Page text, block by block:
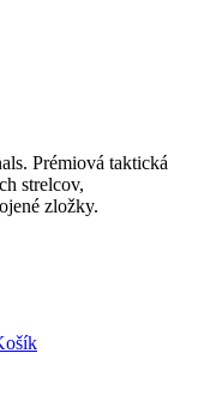
Prémiová taktická
strelcov,
zložky.